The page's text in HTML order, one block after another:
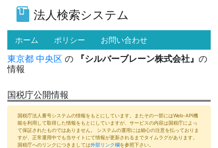
法人検索システム
ホーム (current)
ポリシー お問い合わせ
東京都 中央区 の 『シルバーブレーン株式会社』 の
情報
国税庁公開情報
国税庁法人番号システムの情報をもとにしています。またその一部にはWeb-API機
能を利用して取得した情報をもとにしていますが、サービスの内容は国税庁によっ
て保証されたものではありません。 システムの運用には細心の注意を払っておりま
すが、正常運用中でも当サイトにて情報が更新されるまでタイムラグがあります。
国税庁へのリンクにつきましては外部リンク欄を参照下さい。